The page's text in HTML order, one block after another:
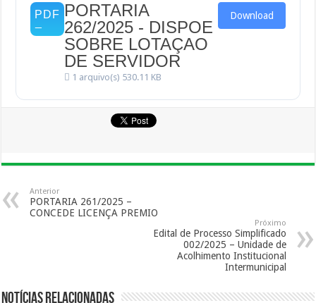
PORTARIA
262/2025 - DISPOE
SOBRE LOTAÇAO
DE SERVIDOR
1 arquivo(s) 530.11 KB
Download
Anterior
PORTARIA 261/2025 –
CONCEDE LICENÇA PREMIO
Próximo
Edital de Processo Simplificado
002/2025 – Unidade de
Acolhimento Institucional
Intermunicipal
Notícias Relacionadas